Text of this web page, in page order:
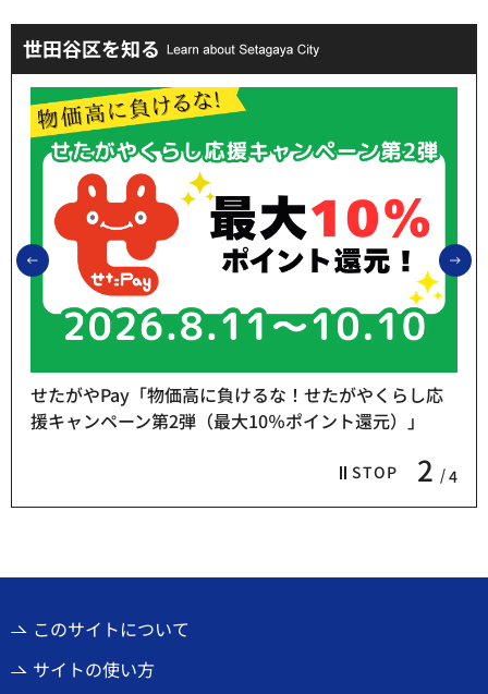
世田谷区を知る
前のスライドを表示
STOP 2 4
せたがやPay「物価高に負けるな！せたがやくらし応
援キャンペーン第2弾（最大10％ポイント還元）」
このサイトについて
サイトの使い方